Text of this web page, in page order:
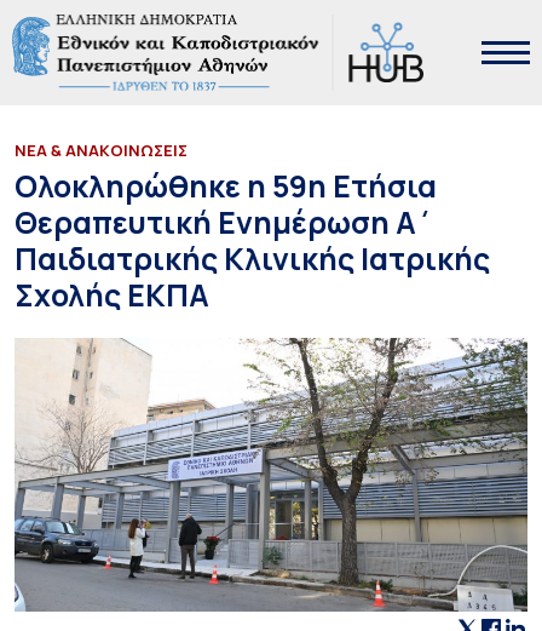
ΝΕΑ & ΑΝΑΚΟΙΝΩΣΕΙΣ
Ολοκληρώθηκε η 59η Ετήσια
Θεραπευτική Ενημέρωση Α΄
Παιδιατρικής Κλινικής Ιατρικής
Σχολής ΕΚΠΑ